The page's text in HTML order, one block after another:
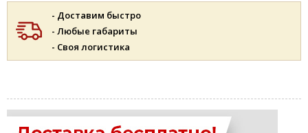
- Доставим быстро
- Любые габариты
- Своя логистика